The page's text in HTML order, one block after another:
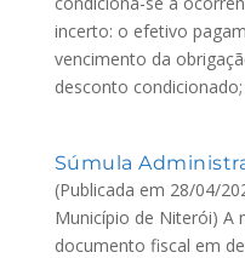
incerto: o efetivo
vencimento da
desconto condicionado;
Súmula
(Publicada em 28/04/
Município de Niterói) A
documento fiscal em